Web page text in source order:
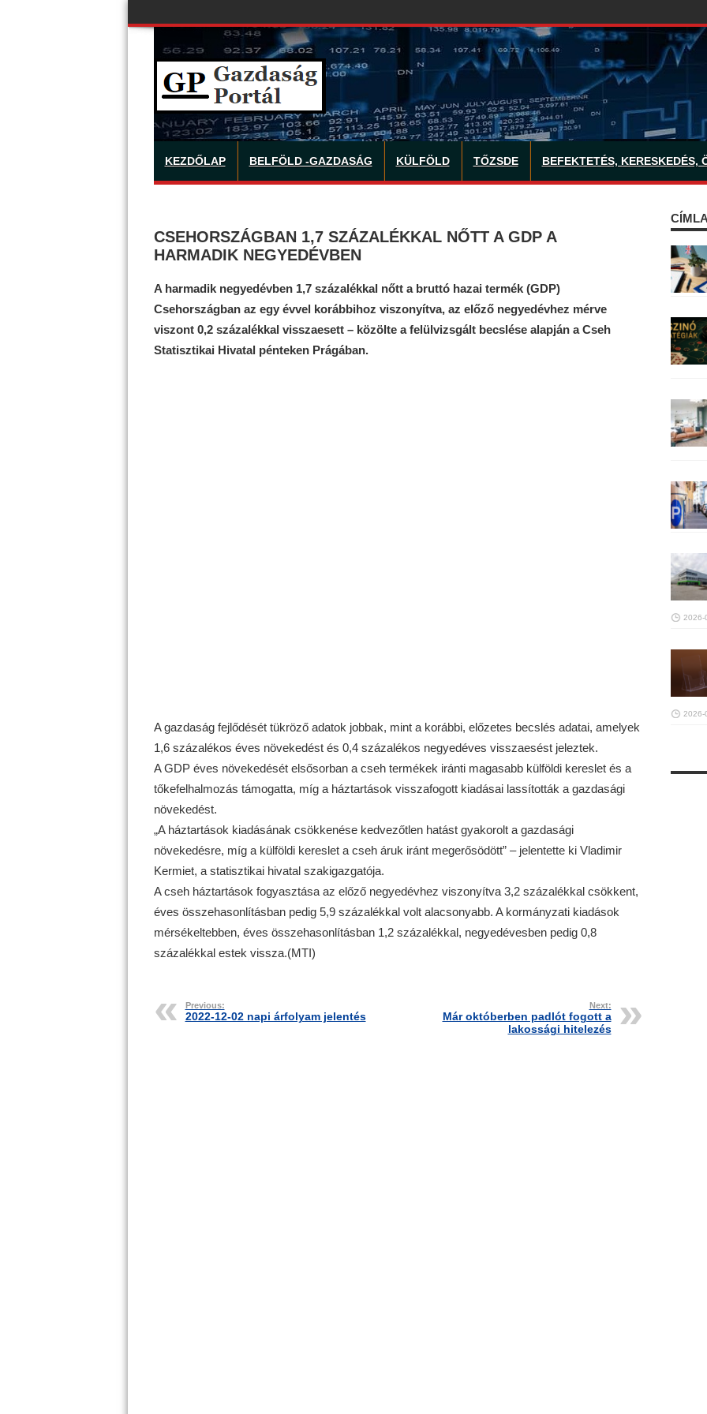
KEZDŐLAP BELFÖLD -GAZDASÁG KÜLFÖLD TŐZSDE BEFEKTETÉS, KERESKEDÉS,
CSEHORSZÁGBAN 1,7 SZÁZALÉKKAL NŐTT A GDP A
HARMADIK NEGYEDÉVBEN
A harmadik negyedévben 1,7 százalékkal nőtt a bruttó hazai termék (GDP)
Csehországban az egy évvel korábbihoz viszonyítva, az előző negyedévhez mérve
viszont 0,2 százalékkal visszaesett – közölte a felülvizsgált becslése alapján a Cseh
Statisztikai Hivatal pénteken Prágában.
A gazdaság fejlődését tükröző adatok jobbak, mint a korábbi, előzetes becslés adatai, amelyek
1,6 százalékos éves növekedést és 0,4 százalékos negyedéves visszaesést jeleztek.
A GDP éves növekedését elsősorban a cseh termékek iránti magasabb külföldi kereslet és a
tőkefelhalmozás támogatta, míg a háztartások visszafogott kiadásai lassították a gazdasági
növekedést.
„A háztartások kiadásának csökkenése kedvezőtlen hatást gyakorolt a gazdasági
növekedésre, míg a külföldi kereslet a cseh áruk iránt megerősödött” – jelentette ki Vladimir
Kermiet, a statisztikai hivatal szakigazgatója.
A cseh háztartások fogyasztása az előző negyedévhez viszonyítva 3,2 százalékkal csökkent,
éves összehasonlításban pedig 5,9 százalékkal volt alacsonyabb. A kormányzati kiadások
mérsékeltebben, éves összehasonlításban 1,2 százalékkal, negyedévesben pedig 0,8
százalékkal estek vissza.(MTI)
Previous:
2022-12-02 napi árfolyam jelentés
Next:
Már októberben padlót fogott a
lakossági hitelezés
2026-
2026-